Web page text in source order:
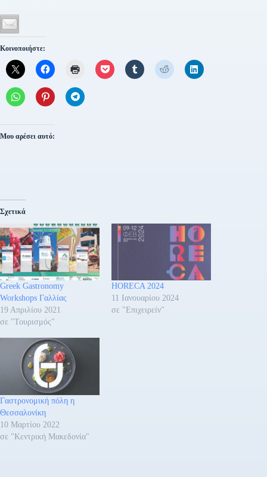
Κοινοποιήστε:
Μου αρέσει αυτό:
Σχετικά
Greek Gastronomy
Workshops Γαλλίας
19 Απριλίου 2021
σε "Τουρισμός"
HORECA 2024
11 Ιανουαρίου 2024
σε "Επιχειρείν"
Γαστρονομική πόλη η
Θεσσαλονίκη
10 Μαρτίου 2022
σε "Κεντρική Μακεδονία"